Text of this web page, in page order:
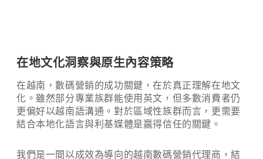
在地文化洞察與原生內容策略
在越南，數碼營銷的成功關鍵，在於真正理解在地文
化。雖然部分專業族群能使用英文，但多數消費者仍
更偏好以越南語溝通。對於區域性族群而言，更需要
結合本地化語言與利基媒體是贏得信任的關鍵。
我們是一間以成效為導向的越南數碼營銷代理商，結